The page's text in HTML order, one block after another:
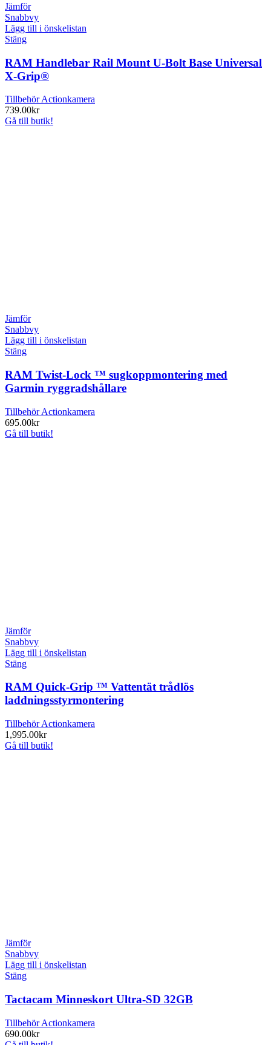
Jämför
Snabbvy
Lägg till i önskelistan
Stäng
RAM Handlebar Rail Mount U-Bolt Base Universal
X-Grip®
Tillbehör Actionkamera
739.00kr
Gå till butik!
Jämför
Snabbvy
Lägg till i önskelistan
Stäng
RAM Twist-Lock ™ sugkoppmontering med
Garmin ryggradshållare
Tillbehör Actionkamera
695.00kr
Gå till butik!
Jämför
Snabbvy
Lägg till i önskelistan
Stäng
RAM Quick-Grip ™ Vattentät trådlös
laddningsstyrmontering
Tillbehör Actionkamera
1,995.00kr
Gå till butik!
Jämför
Snabbvy
Lägg till i önskelistan
Stäng
Tactacam Minneskort Ultra-SD 32GB
Tillbehör Actionkamera
690.00kr